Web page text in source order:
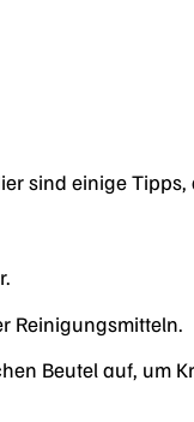
sind einige Tipps,
Reinigungsmitteln.
Beutel auf, um